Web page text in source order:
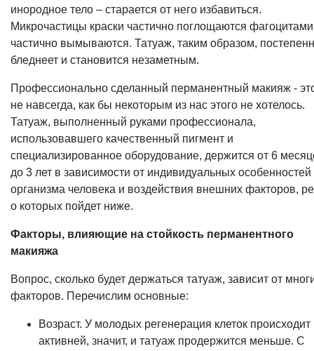
инородное тело – старается от него избавиться.
Микрочастицы краски частично поглощаются
частично вымываются. Татуаж, таким образом,
бледнеет и становится незаметным.
Профессионально сделанный перманентный макияж -
не навсегда, как бы некоторым из нас этого не хотелось.
Татуаж, выполненный руками профессионала,
использовавшего качественный пигмент и
специализированное оборудование, держится от 6
до 3 лет в зависимости от индивидуальных особенностей
организма человека и воздействия внешних факторов,
о которых пойдет ниже.
Факторы, влияющие на стойкость перманентного
макияжа
Вопрос, сколько будет держаться татуаж, зависит от
факторов. Перечислим основные:
Возраст. У молодых регенерация клеток происходит
активней, значит, и татуаж продержится меньше. С